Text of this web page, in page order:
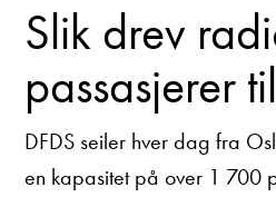
Slik drev
passasjerer
DFDS seiler hver dag fra
en kapasitet på over 1 700